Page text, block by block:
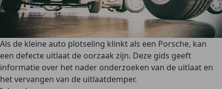
Als de kleine auto plotseling klinkt als een Porsche, kan
een defecte uitlaat de oorzaak zijn. Deze gids geeft
informatie over het nader onderzoeken van de uitlaat en
het vervangen van de uitlaatdemper.